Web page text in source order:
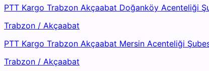
PTT Kargo Trabzon Akçaabat Doğanköy Acenteliği
Trabzon / Akçaabat
PTT Kargo Trabzon Akçaabat Mersin Acenteliği
Trabzon / Akçaabat